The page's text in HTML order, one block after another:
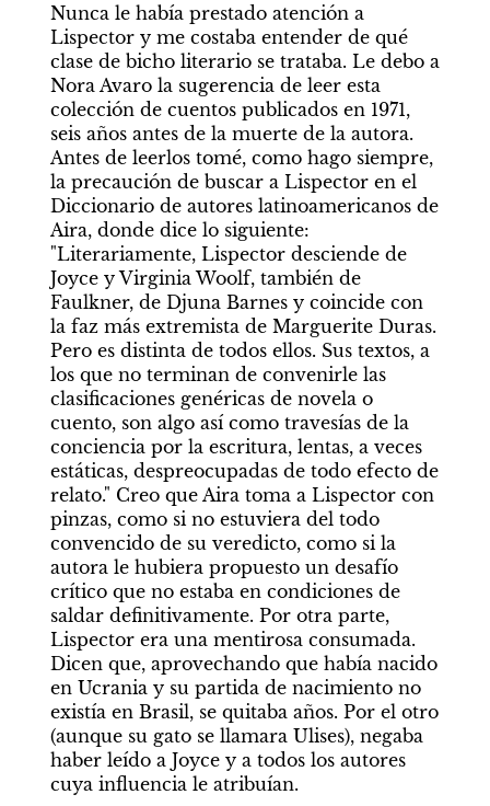
Nunca le había prestado atención a
Lispector y me costaba entender de qué
clase de bicho literario se trataba. Le debo a
Nora Avaro la sugerencia de leer esta
colección de cuentos publicados en 1971,
seis años antes de la muerte de la autora.
Antes de leerlos tomé, como hago siempre,
la precaución de buscar a Lispector en el
Diccionario de autores latinoamericanos de
Aira, donde dice lo siguiente:
"Literariamente, Lispector desciende de
Joyce y Virginia Woolf, también de
Faulkner, de Djuna Barnes y coincide con
la faz más extremista de Marguerite Duras.
Pero es distinta de todos ellos. Sus textos, a
los que no terminan de convenirle las
clasificaciones genéricas de novela o
cuento, son algo así como travesías de la
conciencia por la escritura, lentas, a veces
estáticas, despreocupadas de todo efecto de
relato." Creo que Aira toma a Lispector con
pinzas, como si no estuviera del todo
convencido de su veredicto, como si la
autora le hubiera propuesto un desafío
crítico que no estaba en condiciones de
saldar definitivamente. Por otra parte,
Lispector era una mentirosa consumada.
Dicen que, aprovechando que había nacido
en Ucrania y su partida de nacimiento no
existía en Brasil, se quitaba años. Por el otro
(aunque su gato se llamara Ulises), negaba
haber leído a Joyce y a todos los autores
cuya influencia le atribuían.